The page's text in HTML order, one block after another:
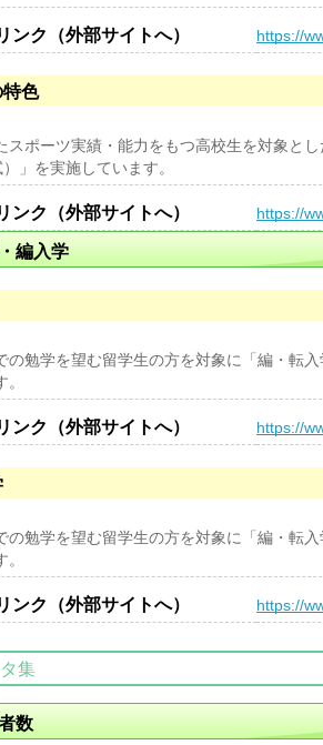
ンク（外部サイトへ） https://
特色
スポーツ実績・能力をもつ高校生を対象と
」を実施しています。
ンク（外部サイトへ） https://
編入学
の勉学を望む留学生の方を対象に「編・転
ンク（外部サイトへ） https://
の勉学を望む留学生の方を対象に「編・転
ンク（外部サイトへ） https://
集
数